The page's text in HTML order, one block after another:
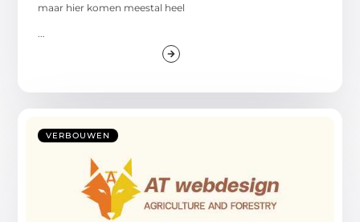
maar hier komen meestal heel
...
VERBOUWEN